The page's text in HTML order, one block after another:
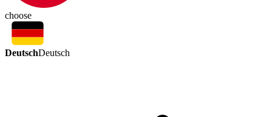
choose
DeutschDeutsch